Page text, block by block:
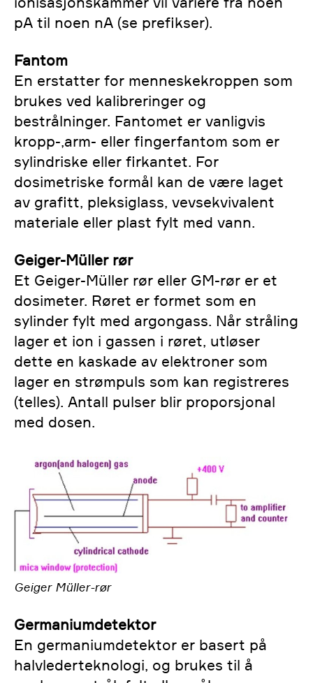
pA til noen nA (se prefikser).
Fantom
En erstatter for menneskekroppen som
brukes ved kalibreringer og
bestrålninger. Fantomet er vanligvis
kropp-,arm- eller fingerfantom som er
sylindriske eller firkantet. For
dosimetriske formål kan de være laget
av grafitt, pleksiglass, vevsekvivalent
materiale eller plast fylt med vann.
Geiger-Müller rør
Et Geiger-Müller rør eller GM-rør er et
dosimeter. Røret er formet som en
sylinder fylt med argongass. Når stråling
lager et ion i gassen i røret, utløser
dette en kaskade av elektroner som
lager en strømpuls som kan registreres
(telles). Antall pulser blir proporsjonal
med dosen.
Geiger Müller-rør
Germaniumdetektor
En germaniumdetektor er basert på
halvlederteknologi, og brukes til å